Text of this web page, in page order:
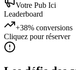
Votre Pub Ici
Leaderboard
+38% conversions
Cliquez pour réserver